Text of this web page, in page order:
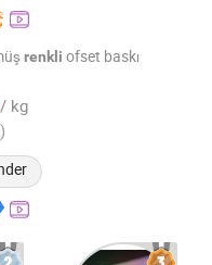
renkli ofset baskı
/ kg
Company